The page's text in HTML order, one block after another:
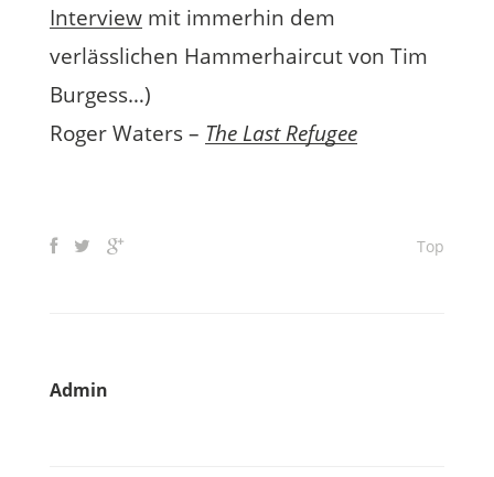
Interviewmit immerhin dem
verlässlichen Hammerhaircut von Tim
Burgess…)
Roger Waters – The Last Refugee
Top
Admin